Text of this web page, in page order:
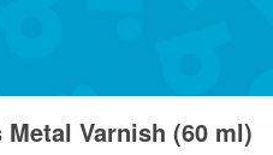
Varnish (60 ml)